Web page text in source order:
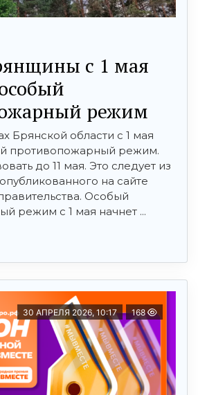
с 1 мая
режим
Брянской области с 1 мая
противопожарный режим.
до 11 мая. Это следует из
на сайте
Особый
режим с 1 мая начнет ...
30 АПРЕЛЯ 2026, 10:17 168